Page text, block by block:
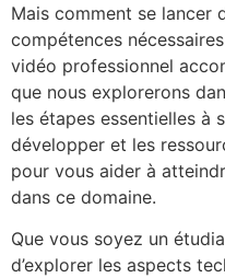
Mais comment se lancer
compétences
vidéo professionnel
que nous explorerons
les étapes essentielles à
développer et les
pour vous aider à
dans ce domaine.
Que vous soyez un
d’explorer les aspects